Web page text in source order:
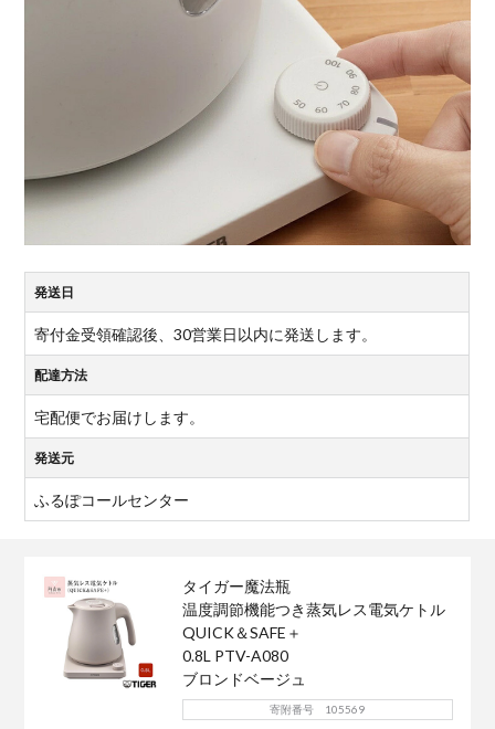
発送日
寄付金受領確認後、30営業日以内に発送します。
配達方法
宅配便でお届けします。
発送元
ふるぽコールセンター
タイガー魔法瓶
温度調節機能つき蒸気レス電気ケトル
QUICK＆SAFE＋
0.8L PTV-A080
ブロンドベージュ
寄附番号 105569